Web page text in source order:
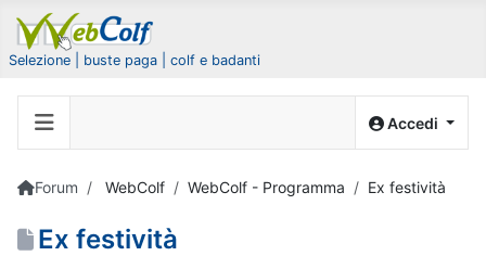
Selezione | buste paga | colf e badanti
Accedi
Forum WebColf WebColf - Programma Ex festività
Ex festività